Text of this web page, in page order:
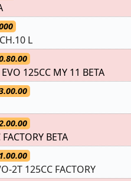
L
125CC MY 11 BETA
BETA
2T 125CC FACTORY